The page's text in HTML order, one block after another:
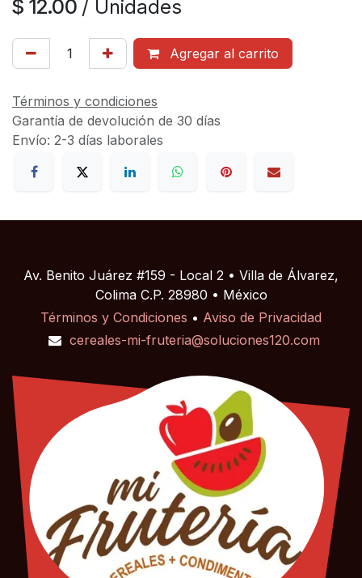
$ 12.00 / Unidades
Agregar al carrito
Términos y condiciones
Garantía de devolución de 30 días
Envío: 2-3 días laborales
Av. Benito Juárez #159 - Local 2 • Villa de Álvarez,
Colima C.P. 28980 • México
Términos y Condiciones • Aviso de Privacidad
cereales-mi-fruteria@soluciones120.com